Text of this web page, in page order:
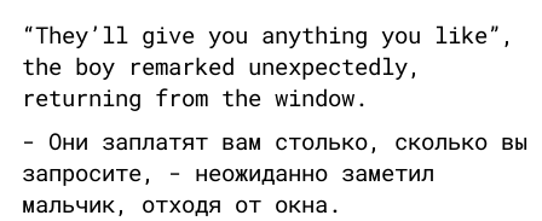
“They’ll give you anything you like”,
the boy remarked unexpectedly,
returning from the window.
- Они заплатят вам столько, сколько вы
запросите, - неожиданно заметил
мальчик, отходя от окна.